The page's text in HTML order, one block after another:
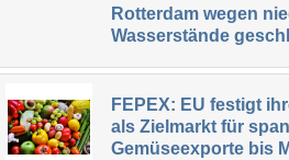
Rotterdam wegen
Wasserstände
FEPEX: EU festigt
als Zielmarkt für
Gemüseexporte bis